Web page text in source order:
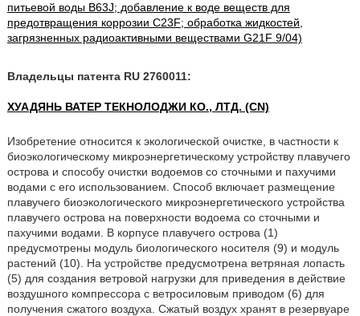
питьевой воды B63J; добавление к воде веществ для
предотвращения коррозии C23F; обработка жидкостей,
загрязненных радиоактивными веществами G21F 9/04)
Владельцы патента RU 2760011:
ХУАДЯНЬ ВАТЕР ТЕКНОЛОДЖИ КО., ЛТД. (CN)
Изобретение относится к экологической очистке, в частности к
биоэкологическому микроэнергетическому устройству плавучего
острова и способу очистки водоемов со сточными и пахучими
водами с его использованием. Способ включает размещение
плавучего биоэкологического микроэнергетического устройства
плавучего острова на поверхности водоема со сточными и
пахучими водами. В корпусе плавучего острова (1)
предусмотрены модуль биологического носителя (9) и модуль
растений (10). На устройстве предусмотрена ветряная лопасть
(5) для создания ветровой нагрузки для приведения в действие
воздушного компрессора с ветросиловым приводом (6) для
получения сжатого воздуха. Сжатый воздух хранят в резервуаре